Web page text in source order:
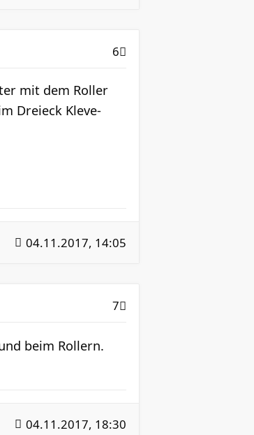
6
mit dem Roller
Dreieck Kleve-
04.11.2017, 14:05
7
beim Rollern.
04.11.2017, 18:30